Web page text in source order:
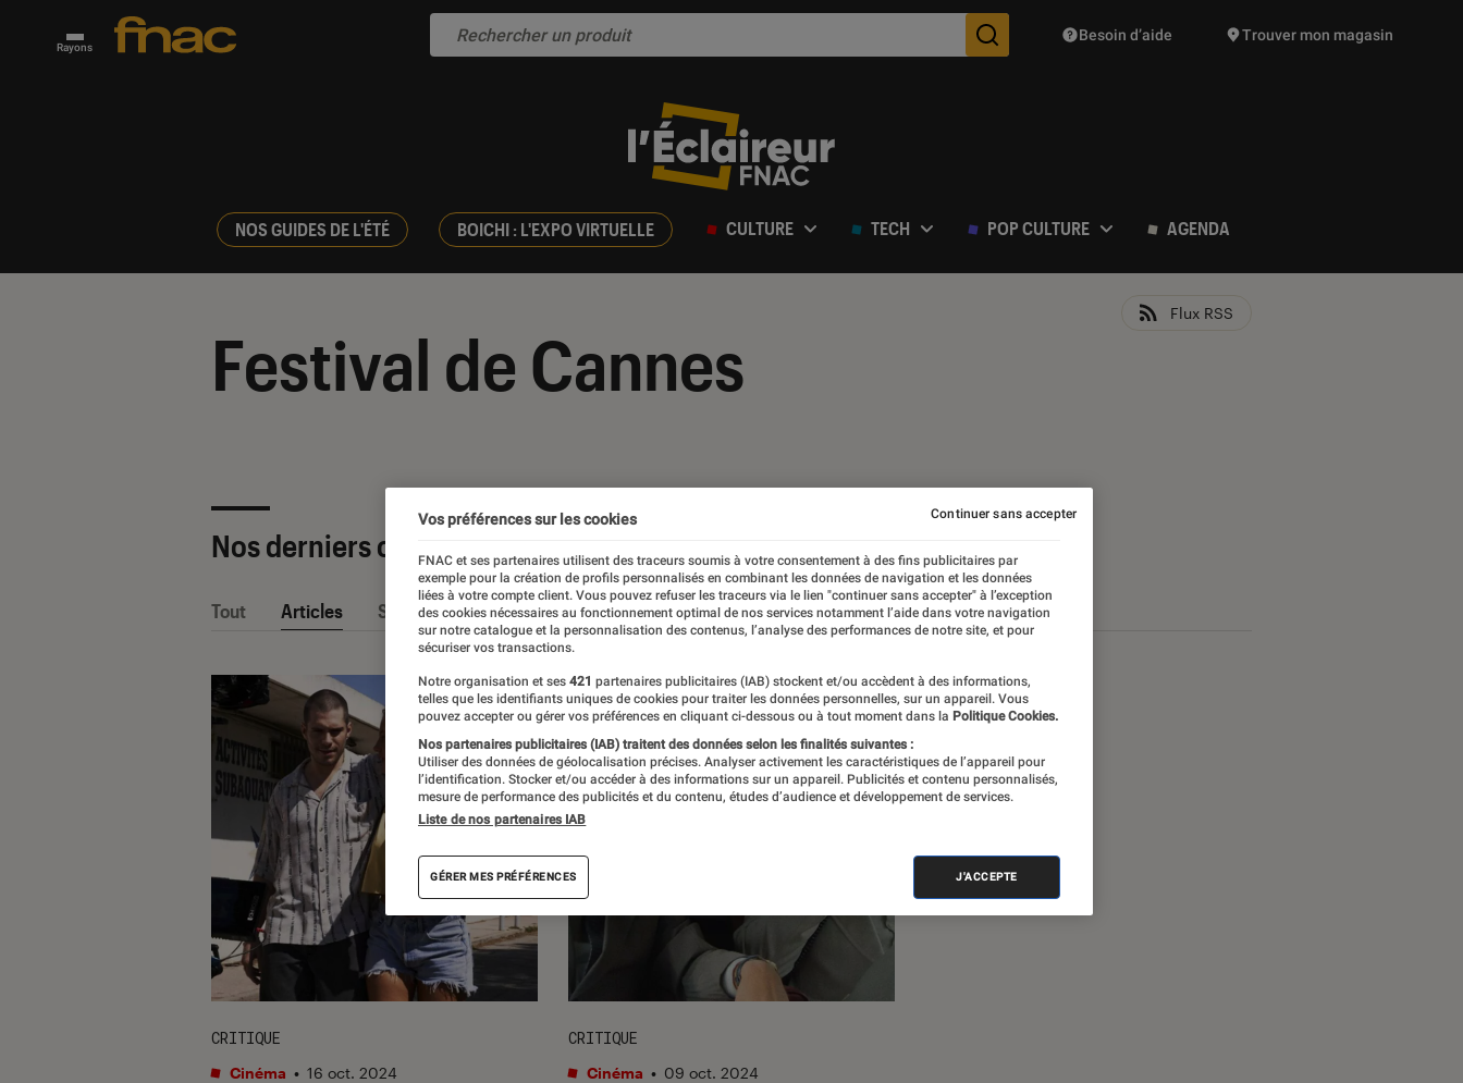
Rayons Des suggestions de produits vont vous être proposées
Besoin d’aide Trouver mon magasin
NOS GUIDES DE L'ÉTÉ BOICHI : L'EXPO VIRTUELLE CULTURE TECH POP CULTURE AGENDA
Festival de Cannes
Flux RSS
Nos derniers contenus
Tout Articles Sélections et guides
CRITIQUE
Cinéma • 16 oct. 2024
CRITIQUE
Cinéma • 09 oct. 2024
Vos préférences sur les cookies
FNAC et ses partenaires utilisent des traceurs soumis à votre consentement à des fins publicitaires par
exemple pour la création de profils personnalisés en combinant les données de navigation et les données
liées à votre compte client. Vous pouvez refuser les traceurs via le lien "continuer sans accepter" à l’exception
des cookies nécessaires au fonctionnement optimal de nos services notamment l’aide dans votre navigation
sur notre catalogue et la personnalisation des contenus, l’analyse des performances de notre site, et pour
sécuriser vos transactions.
Notre organisation et ses 421 partenaires publicitaires (IAB) stockent et/ou accèdent à des informations,
telles que les identifiants uniques de cookies pour traiter les données personnelles, sur un appareil. Vous
pouvez accepter ou gérer vos préférences en cliquant ci-dessous ou à tout moment dans la Politique Cookies.
Nos partenaires publicitaires (IAB) traitent des données selon les finalités suivantes :
Utiliser des données de géolocalisation précises. Analyser activement les caractéristiques de l’appareil pour
l’identification. Stocker et/ou accéder à des informations sur un appareil. Publicités et contenu personnalisés,
mesure de performance des publicités et du contenu, études d’audience et développement de services.
Liste de nos partenaires IAB
GÉRER MES PRÉFÉRENCES J'ACCEPTE
Continuer sans accepter